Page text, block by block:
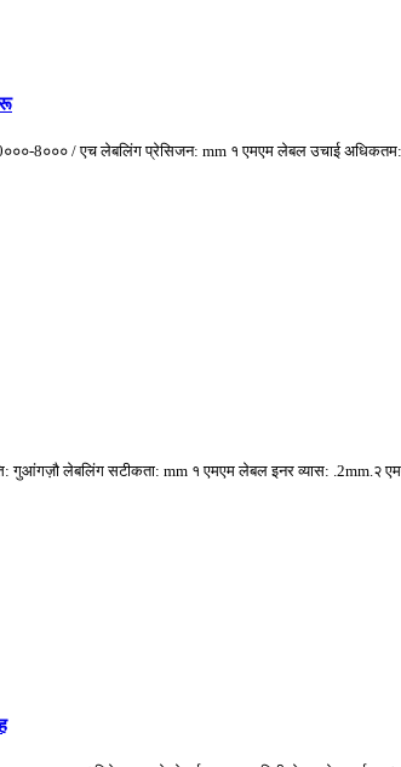
8००० / एच लेबलिंग प्रेसिजन: mm १ एमएम लेबल उचाई
गुआंगज़ौ लेबलिंग सटीकता: mm १ एमएम लेबल इनर व्यास: